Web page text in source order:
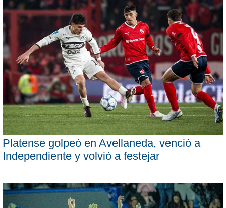
Platense golpeó en Avellaneda, venció a
Independiente y volvió a festejar